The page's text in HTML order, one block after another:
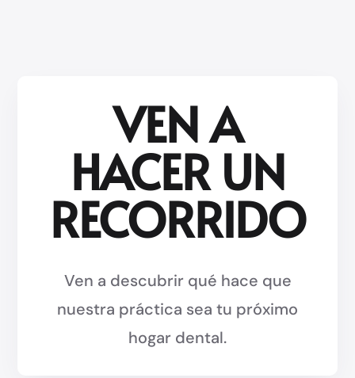
VEN A
HACER UN
RECORRIDO
Ven a descubrir qué hace que
nuestra práctica sea tu próximo
hogar dental.